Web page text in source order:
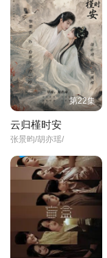
第19集
第22集
第25集
第28集
第31集
第34集
第37集
第22集
云归槿时安
张景昀/胡亦瑶/